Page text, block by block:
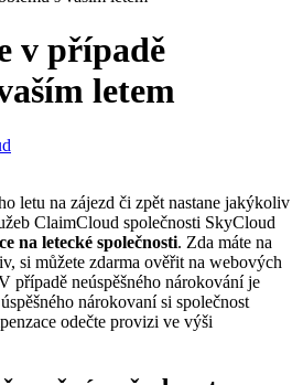
v případě
letem
letu na zájezd či zpět nastane jakýkoliv
ClaimCloud společnosti SkyCloud
na letecké společnosti. Zda máte na
si můžete zdarma ověřit na webových
případě neúspěšného nárokování je
nárokovaní si společnost
odečte provizi ve výši